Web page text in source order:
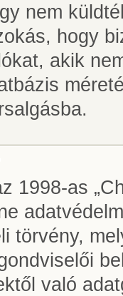
nem
hogy
akik
1998-as
törvény,
való